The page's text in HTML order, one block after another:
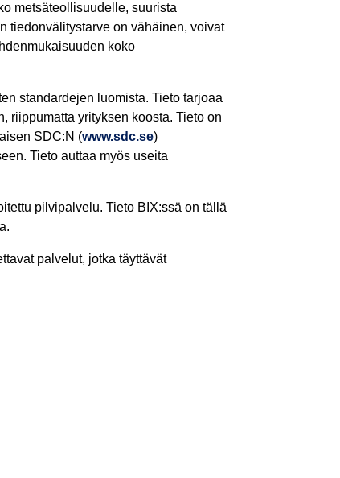
metsäteollisuudelle, suurista
tiedonvälitystarve on vähäinen, voivat
koko
standardejen luomista. Tieto tarjoaa
riippumatta yrityksen koosta. Tieto on
SDC:N (www.sdc.se)
Tieto auttaa myös useita
pilvipalvelu. Tieto BIX:ssä on tällä
palvelut, jotka täyttävät